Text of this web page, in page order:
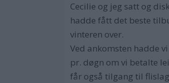
Cecilie og jeg satt og
hadde fått det beste
vinteren over.
Ved ankomsten hadde
pr. døgn om vi betalte
får også tilgang til